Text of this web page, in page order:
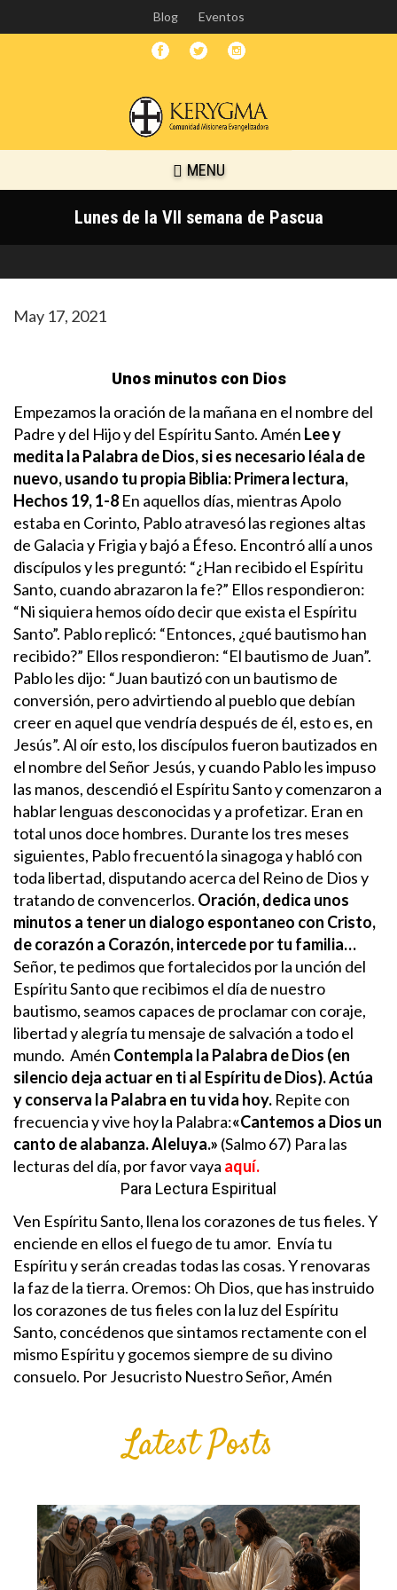
Skip
to
main
Blog Eventos
MENU
Lunes de la VII semana de Pascua
May 17, 2021
Unos minutos con Dios
Empezamos la oración de la mañana en el nombre del
Padre y del Hijo y del Espíritu Santo. Amén Lee y
medita la Palabra de Dios, si es necesario léala de
nuevo, usando tu propia Biblia:Primera lectura,
Hechos 19, 1-8 En aquellos días, mientras Apolo
estaba en Corinto, Pablo atravesó las regiones altas
de Galacia y Frigia y bajó a Éfeso. Encontró allí a unos
discípulos y les preguntó: “¿Han recibido el Espíritu
Santo, cuando abrazaron la fe?” Ellos respondieron:
“Ni siquiera hemos oído decir que exista el Espíritu
Santo”. Pablo replicó: “Entonces, ¿qué bautismo han
recibido?” Ellos respondieron: “El bautismo de Juan”.
Pablo les dijo: “Juan bautizó con un bautismo de
conversión, pero advirtiendo al pueblo que debían
creer en aquel que vendría después de él, esto es, en
Jesús”.Al oír esto, los discípulos fueron bautizados en
el nombre del Señor Jesús, y cuando Pablo les impuso
las manos, descendió el Espíritu Santo y comenzaron a
hablar lenguas desconocidas y a profetizar. Eran en
total unos doce hombres. Durante los tres meses
siguientes, Pablo frecuentó la sinagoga y habló con
toda libertad, disputando acerca del Reino de Dios y
tratando de convencerlos. Oración, dedica unos
minutos a tener un dialogo espontaneo con Cristo,
de corazón a Corazón, intercede por tu familia…
Señor, te pedimos que fortalecidos por la unción del
Espíritu Santo que recibimos el día de nuestro
bautismo, seamos capaces de proclamar con coraje,
libertad y alegría tu mensaje de salvación a todo el
mundo. Amén Contempla la Palabra de Dios (en
silencio deja actuar en ti al Espíritu de Dios). Actúa
y conserva la Palabra en tu vida hoy. Repite con
frecuencia y vive hoy la Palabra:«Cantemos a Dios un
canto de alabanza. Aleluya.» (Salmo 67) Para las
lecturas del día, por favor vaya aquí.
Para Lectura Espiritual
Ven Espíritu Santo, llena los corazones de tus fieles. Y
enciende en ellos el fuego de tu amor. Envía tu
Espíritu y serán creadas todas las cosas. Y renovaras
la faz de la tierra. Oremos: Oh Dios, que has instruido
los corazones de tus fieles con la luz del Espíritu
Santo, concédenos que sintamos rectamente con el
mismo Espíritu y gocemos siempre de su divino
consuelo. Por Jesucristo Nuestro Señor,Amén
Latest Posts